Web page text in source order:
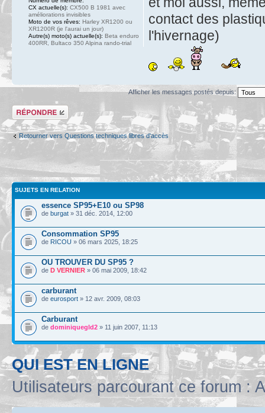
contact des
l'hivernage)
CX actuelle(s): CX500 B 1981 avec
améliorations invisibles
Moto de vos rêves: Harley XR1200 ou
XR1200R (je l'aurai un jour)
Autre(s) moto(s) actuelle(s): Beta enduro
400RR, Bultaco 350 Alpina rando-trial
Afficher les messages postés depuis:
Répondre
Retourner vers Questions techniques libres d'accès
SUJETS EN RELATION
essence SP95+E10 ou SP98
de burgat » 31 déc. 2014, 12:00
Consommation SP95
de RICOU » 06 mars 2025, 18:25
OU TROUVER DU SP95 ?
de D VERNIER » 06 mai 2009, 18:42
carburant
de eurosport » 12 avr. 2009, 08:03
Carburant
de dominiquegld2 » 11 juin 2007, 11:13
QUI EST EN LIGNE
Utilisateurs parcourant ce forum :